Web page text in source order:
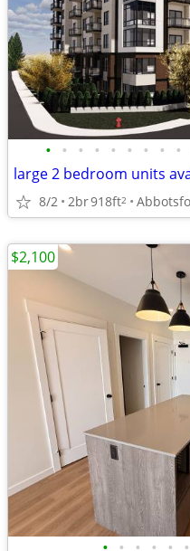
• • • • • • • • •
large 2 bedroom units
8/2 2br918ft2
$2,100